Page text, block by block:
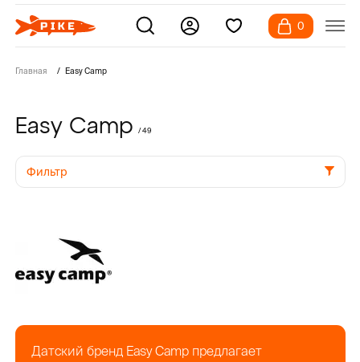
0
Главная Easy Camp
Easy Camp / 49
Фильтр
Датский бренд Easy Camp предлагает